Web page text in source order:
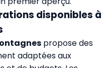
disponibles à
propose des
adaptées aux